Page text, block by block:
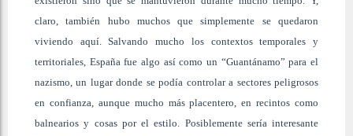
claro, también hubo muchos que simplemente se quedaron
viviendo aquí. Salvando mucho los contextos temporales y
territoriales, España fue algo así como un “Guantánamo” para el
nazismo, un lugar donde se podía controlar a sectores peligrosos
en confianza, aunque mucho más placentero, en recintos como
balnearios y cosas por el estilo. Posiblemente sería interesante